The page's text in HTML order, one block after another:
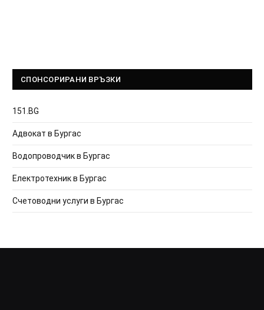
СПОНСОРИРАНИ ВРЪЗКИ
151.BG
Адвокат в Бургас
Водопроводчик в Бургас
Електротехник в Бургас
Счетоводни услуги в Бургас